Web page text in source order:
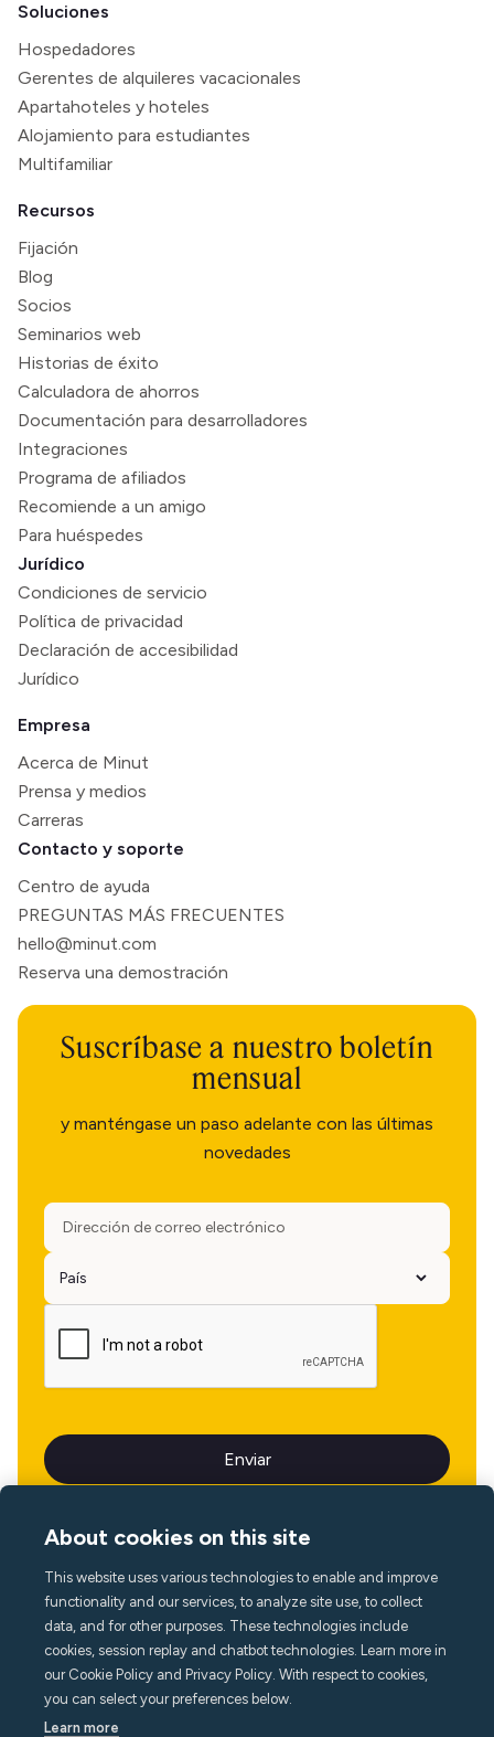
Soluciones
Hospedadores
Gerentes de alquileres vacacionales
Apartahoteles y hoteles
Alojamiento para estudiantes
Multifamiliar
Recursos
Fijación
Blog
Socios
Seminarios web
Historias de éxito
Calculadora de ahorros
Documentación para desarrolladores
Integraciones
Programa de afiliados
Recomiende a un amigo
Para huéspedes
Jurídico
Condiciones de servicio
Política de privacidad
Declaración de accesibilidad
Jurídico
Empresa
Acerca de Minut
Prensa y medios
Carreras
Contacto y soporte
Centro de ayuda
PREGUNTAS MÁS FRECUENTES
hello@minut.com
Reserva una demostración
Suscríbase a nuestro boletín
mensual
y manténgase un paso adelante con las últimas
novedades
Idioma
About cookies on this site
This website uses various technologies to enable and improve
functionality and our services, to analyze site use, to collect
data, and for other purposes. These technologies include
cookies, session replay and chatbot technologies. Learn more in
our Cookie Policy and Privacy Policy. With respect to cookies,
you can select your preferences below.
Learn more